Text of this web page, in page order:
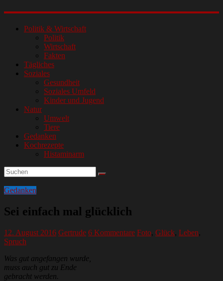
Politik & Wirtschaft
Politik
Wirtschaft
Fakten
Tägliches
Soziales
Gesundheit
Soziales Umfeld
Kinder und Jugend
Natur
Umwelt
Tiere
Gedanken
Kochrezepte
Histaminarm
Gedanken
Sei einfach mal glücklich
12. August 2016 Gertrude 6 Kommentare Foto, Glück, Leben,
Spruch
Was gut angefangen wurde,
muss auch gut zu Ende
gebracht werden.